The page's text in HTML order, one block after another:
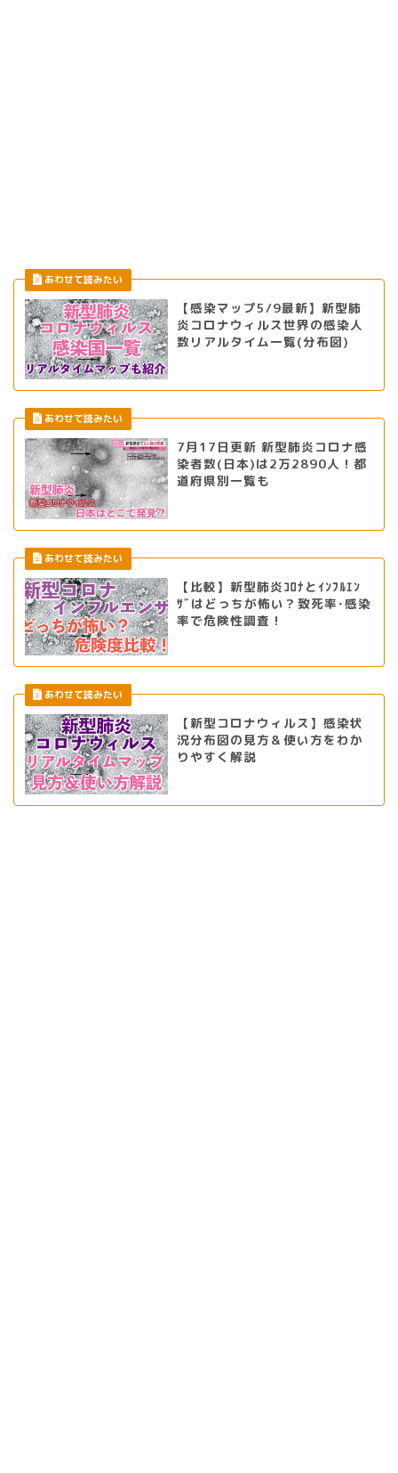
【感染マップ5/9最新】新型肺
炎コロナウィルス世界の感染人
数リアルタイム一覧(分布図)
7月17日更新 新型肺炎コロナ感
染者数(日本)は2万2890人！都
道府県別一覧も
【比較】新型肺炎ｺﾛﾅとｲﾝﾌﾙｴﾝ
ｻﾞはどっちが怖い？致死率･感染
率で危険性調査！
【新型コロナウィルス】感染状
況分布図の見方＆使い方をわか
りやすく解説